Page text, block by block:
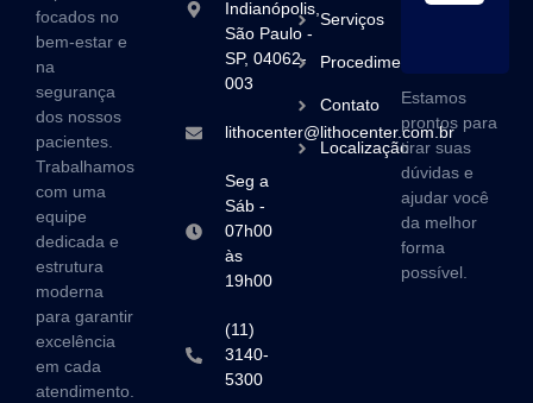
focados no
bem-estar e
na
segurança
dos nossos
pacientes.
Trabalhamos
com uma
equipe
dedicada e
estrutura
moderna
para garantir
excelência
em cada
atendimento.
Indianópolis,
São Paulo -
SP, 04062-
003
lithocenter@lithocenter.com.br
Seg a
Sáb -
07h00
às
19h00
(11)
3140-
5300
Serviços
Procedimentos
Contato
Localização
Estamos
prontos para
tirar suas
dúvidas e
ajudar você
da melhor
forma
possível.